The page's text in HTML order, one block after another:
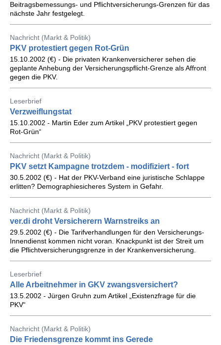
Beitragsbemessungs- und Pflichtversicherungs-Grenzen für das
nächste Jahr festgelegt.
Nachricht (Markt & Politik)
PKV protestiert gegen Rot-Grün
15.10.2002 (€) - Die privaten Krankenversicherer sehen die
geplante Anhebung der Versicherungspflicht-Grenze als Affront
gegen die PKV.
Leserbrief
Verzweiflungstat
15.10.2002 - Martin Eder zum Artikel „PKV protestiert gegen
Rot-Grün“
Nachricht (Markt & Politik)
PKV setzt Kampagne trotzdem - modifiziert - fort
30.5.2002 (€) - Hat der PKV-Verband eine juristische Schlappe
erlitten? Demographiesicheres System in Gefahr.
Nachricht (Markt & Politik)
ver.di droht Versicherern Warnstreiks an
29.5.2002 (€) - Die Tarifverhandlungen für den Versicherungs-
Innendienst kommen nicht voran. Knackpunkt ist der Streit um
die Pflichtversicherungsgrenze in der Krankenversicherung.
Leserbrief
Alle Arbeitnehmer in GKV zwangsversichert?
13.5.2002 - Jürgen Gruhn zum Artikel „Existenzfrage für die
PKV“
Nachricht (Markt & Politik)
Die Friedensgrenze kommt ins Gerede